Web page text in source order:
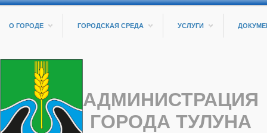
О ГОРОДЕ ГОРОДСКАЯ СРЕДА УСЛУГИ
АДМИНИСТРАЦИЯ
ГОРОДА ТУЛУНА